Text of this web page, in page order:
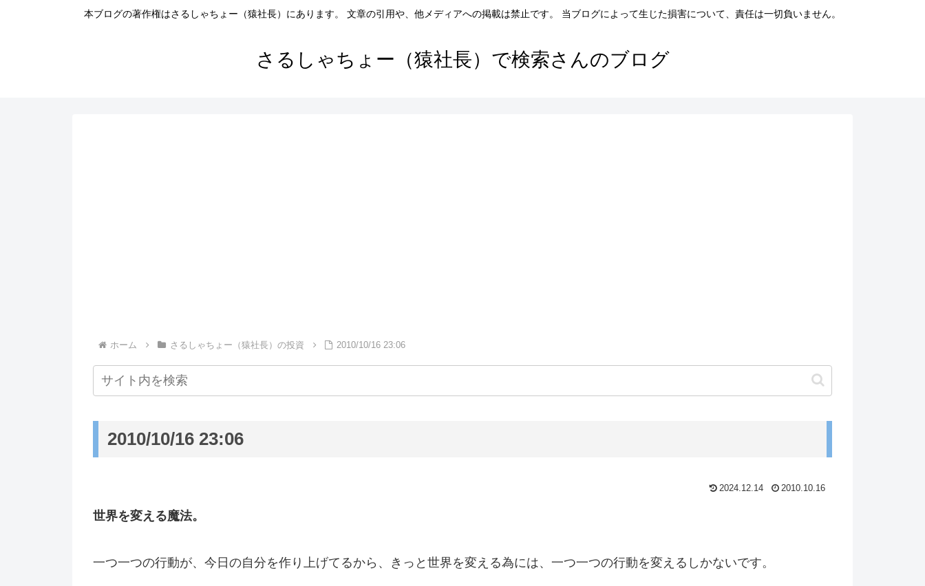
本ブログの著作権はさるしゃちょー（猿社長）にあります。 文章の引用や、他メディアへの掲載は禁止です。 当ブログによって生じた損害について、責任は一切負いません。
さるしゃちょー（猿社長）で検索さんのブログ
ホーム さるしゃちょー（猿社長）の投資 2010/10/16 23:06
2010/10/16 23:06
2024.12.14 2010.10.16
世界を変える魔法。
一つ一つの行動が、今日の自分を作り上げてるから、きっと世界を変える為には、一つ一つの行動を変えるしかないです。